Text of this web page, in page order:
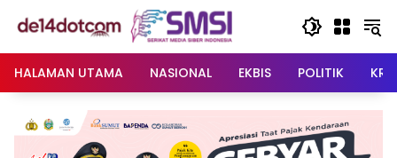
HALAMAN UTAMA
NASIONAL EKBIS POLITIK